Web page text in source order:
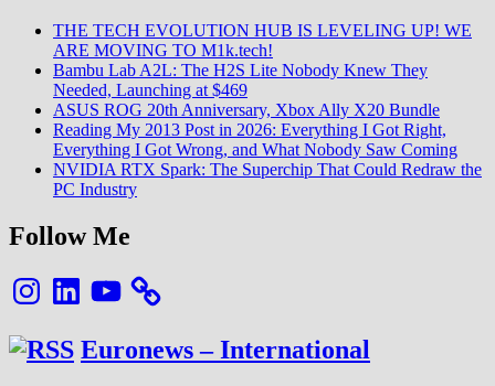
THE TECH EVOLUTION HUB IS LEVELING UP! WE
ARE MOVING TO M1k.tech!
Bambu Lab A2L: The H2S Lite Nobody Knew They
Needed, Launching at $469
ASUS ROG 20th Anniversary, Xbox Ally X20 Bundle
Reading My 2013 Post in 2026: Everything I Got Right,
Everything I Got Wrong, and What Nobody Saw Coming
NVIDIA RTX Spark: The Superchip That Could Redraw the
PC Industry
Follow Me
InstagramLinkedInYouTube
Euronews – International